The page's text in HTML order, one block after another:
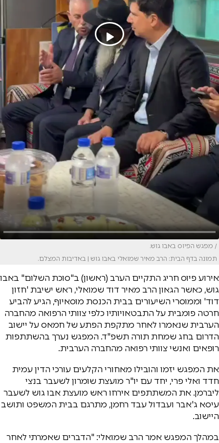
/ מפגש הפיוס באבו גוש.
תמונה בדף הבית: הרב מאיר שמואלי באבו גוש | באדיבות המצלם.
אירוע פיוס חריג התקיים הערב (ראשון) ב"סוכת השלום" באבו
גוש, כאשר הגאון הרב מאיר דוד שמואלי, ראש ישיבת 'חזון
דוד' וממוסרי השיעורים בבית הכנסת מוסאיוף, הגיע להביע
חרטה פומבית על התבטאויותיו כלפי צוותי הרפואה מהחברה
הערבית שנאמרו לאחר מתקפת הפתע של חמאס על יישוב
הדרום בחג שמחת תורה תשפ"ד. המפגש נערך בהשתתפות
רופאים ואנשי צוותי רפואה מהחברה הערבית.
את המפגש יזמו והובילו מאחורי הקלעים עורכי הדין עמית
חדד ואלי פרי, יחד עם יו"ר מועצת שומרון לשעבר בנצי
ליברמן. את המשתתפים אירחו ראש מועצת אבו גוש לשעבר
עיסא ג'אבר ועבדול עבד רחמן, מתרגם בבית המשפט ותושב
היישוב.
במהלך המפגש אמר הרב שמואלי: "הדברים שאמרתי לאחר